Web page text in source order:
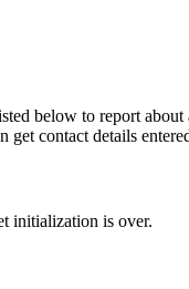
below to report
contact details
initialization is over.